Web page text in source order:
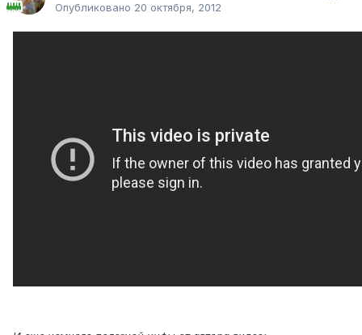
Опубликовано 20 октября, 2012